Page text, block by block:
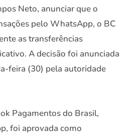
Neto, anunciar que o
pelo WhatsApp, o BC
as transferências
A decisão foi anunciada
feira (30) pela autoridade
Pagamentos do Brasil,
foi aprovada como